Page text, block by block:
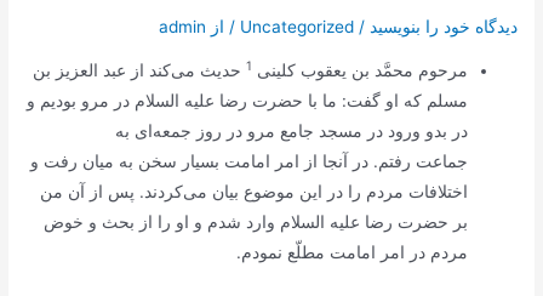
دیدگاه‌ خود را بنویسید /
Uncategorized / از admin
مرحوم محمَّد بن يعقوب كلينى 1 حديث مى‌كند از عبد العزيز بن
مسلم كه او گفت: ما با حضرت رضا علیه السلام در مرو بوديم و
در بدو ورود در مسجد جامع مرو در روز جمعه‌اى به
جماعت‌ رفتم. در آنجا از امر امامت بسيار سخن به ميان رفت و
اختلافات مردم را در اين موضوع بيان مى‌كردند. پس از آن من
بر حضرت رضا عليه السلام وارد شدم و او را از بحث و خوض
مردم در امر امامت مطلّع نمودم.